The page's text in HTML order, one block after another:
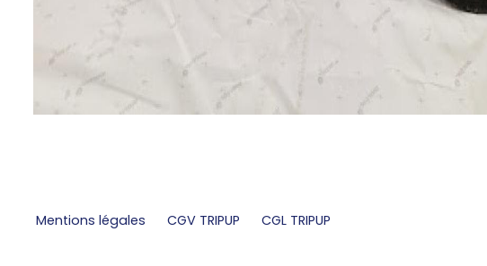
Mentions légales CGV TRIPUP CGL TRIPUP